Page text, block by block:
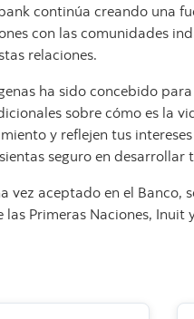
continúa creando una
con las comunidades
relaciones.
ha sido concebido
sobre cómo es la
y reflejen tus
seguro en desarrollar
vez aceptado en el
Primeras Naciones, Inuit